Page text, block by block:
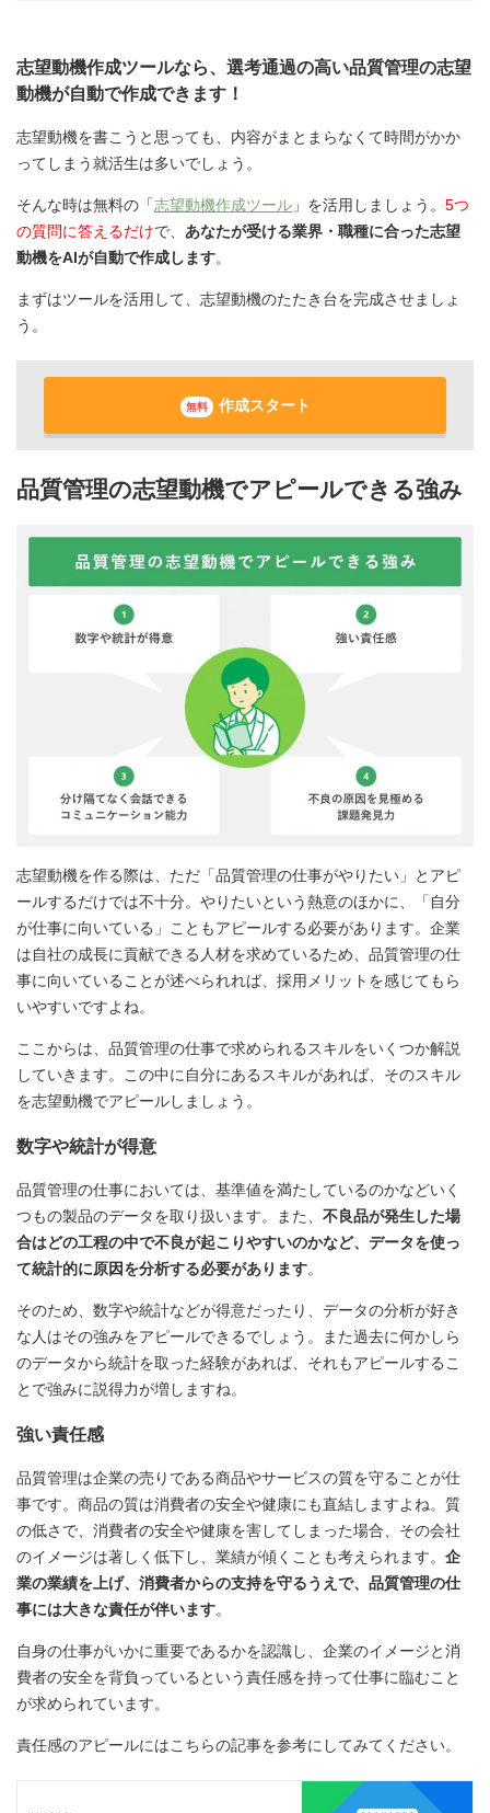
志望動機作成ツールなら、選考通過の高い品質管理の志望
動機が自動で作成できます！
志望動機を書こうと思っても、内容がまとまらなくて時間がかか
ってしまう就活生は多いでしょう。
そんな時は無料の「志望動機作成ツール 」を活用しましょう。 5つ
の質問に答えるだけで、 あなたが受ける業界・職種に合った志望
動機をAIが自動で作成します。
まずはツールを活用して、志望動機のたたき台を完成させましょ
う。
無料 作成スタート
品質管理の志望動機でアピールできる強み
志望動機を作る際は、ただ「品質管理の仕事がやりたい」とアピ
ールするだけでは不十分。やりたいという熱意のほかに、「自分
が仕事に向いている」こともアピールする必要があります。企業
は自社の成長に貢献できる人材を求めているため、品質管理の仕
事に向いていることが述べられれば、採用メリットを感じてもら
いやすいですよね。
ここからは、品質管理の仕事で求められるスキルをいくつか解説
していきます。この中に自分にあるスキルがあれば、そのスキル
を志望動機でアピールしましょう。
数字や統計が得意
品質管理の仕事においては、基準値を満たしているのかなどいく
つもの製品のデータを取り扱います。また、 不良品が発生した場
合はどの工程の中で不良が起こりやすいのかなど、データを使っ
て統計的に原因を分析する必要があります。
そのため、数字や統計などが得意だったり、データの分析が好き
な人はその強みをアピールできるでしょう。また過去に何かしら
のデータから統計を取った経験があれば、それもアピールするこ
とで強みに説得力が増しますね。
強い責任感
品質管理は企業の売りである商品やサービスの質を守ることが仕
事です。商品の質は消費者の安全や健康にも直結しますよね。質
の低さで、消費者の安全や健康を害してしまった場合、その会社
のイメージは著しく低下し、業績が傾くことも考えられます。 企
業の業績を上げ、消費者からの支持を守るうえで、品質管理の仕
事には大きな責任が伴います。
自身の仕事がいかに重要であるかを認識し、企業のイメージと消
費者の安全を背負っているという責任感を持って仕事に臨むこと
が求められています。
責任感のアピールにはこちらの記事を参考にしてみてください。